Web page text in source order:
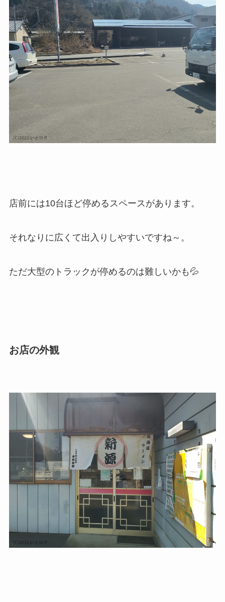
店前には10台ほど停めるスペースがあります。
それなりに広くて出入りしやすいですね～。
ただ大型のトラックが停めるのは難しいかも💦
お店の外観